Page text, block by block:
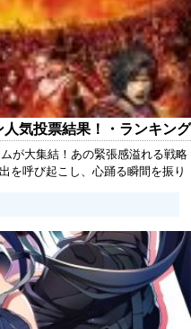
気投票結果！・ランキング
が大集結！あの緊張感溢れる戦略
を呼び起こし、心踊る瞬間を振り
思いを投票で表現しましょう。あ